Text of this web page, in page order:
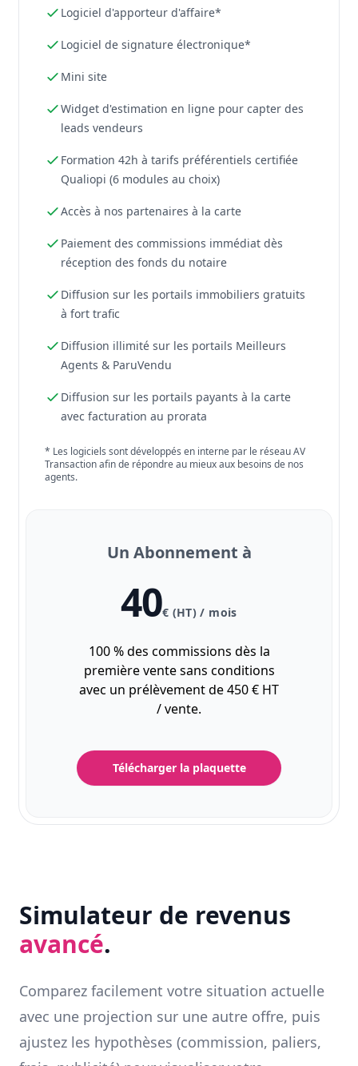
Logiciel d'apporteur d'affaire*
Logiciel de signature électronique*
Mini site
Widget d'estimation en ligne pour capter des
leads vendeurs
Formation 42h à tarifs préférentiels certifiée
Qualiopi (6 modules au choix)
Accès à nos partenaires à la carte
Paiement des commissions immédiat dès
réception des fonds du notaire
Diffusion sur les portails immobiliers gratuits
à fort trafic
Diffusion illimité sur les portails Meilleurs
Agents & ParuVendu
Diffusion sur les portails payants à la carte
avec facturation au prorata
* Les logiciels sont développés en interne par le réseau AV
Transaction afin de répondre au mieux aux besoins de nos
agents.
Un Abonnement à
40€ (HT) / mois
100 % des commissions dès la
première vente sans conditions
avec un prélèvement de 450 € HT
/ vente.
Télécharger la plaquette
Simulateur de revenus
avancé.
Comparez facilement votre situation actuelle
avec une projection sur une autre offre, puis
ajustez les hypothèses (commission, paliers,